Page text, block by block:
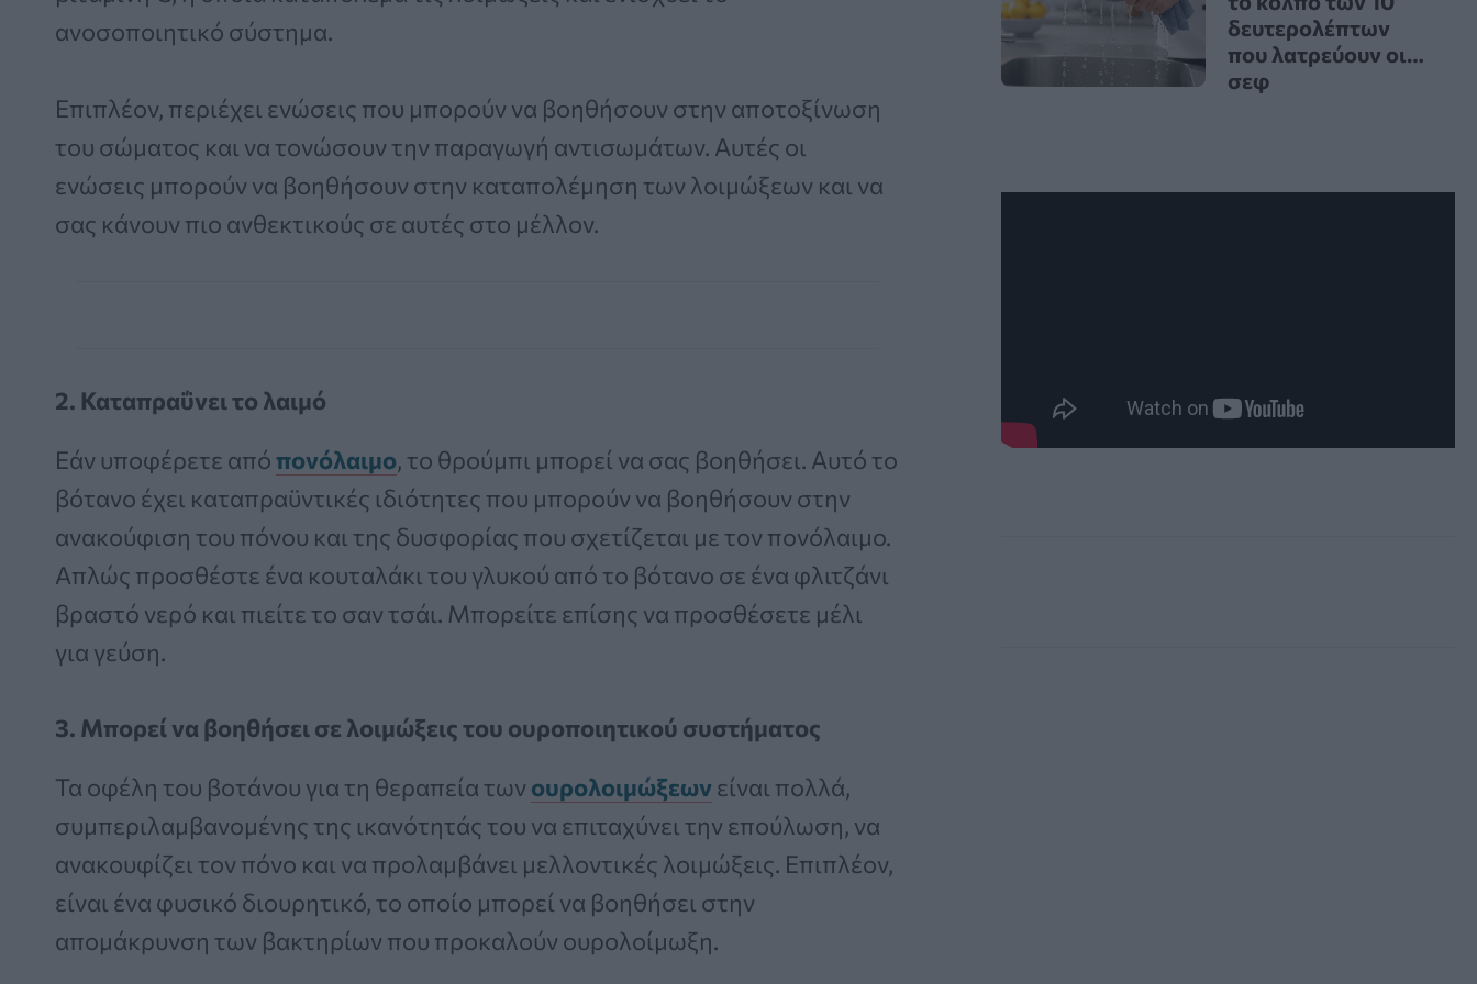
ανοσοποιητικό σύστημα.
Επιπλέον, περιέχει ενώσεις που μπορούν να βοηθήσουν στην αποτοξίνωση
του σώματος και να τονώσουν την παραγωγή αντισωμάτων. Αυτές οι
ενώσεις μπορούν να βοηθήσουν στην καταπολέμηση των λοιμώξεων και να
σας κάνουν πιο ανθεκτικούς σε αυτές στο μέλλον.
2. Καταπραΰνει το λαιμό
Εάν υποφέρετε απόπονόλαιμο, το θρούμπι μπορεί να σας βοηθήσει. Αυτό το
βότανο έχει καταπραϋντικές ιδιότητες που μπορούν να βοηθήσουν στην
ανακούφιση του πόνου και της δυσφορίας που σχετίζεται με τον πονόλαιμο.
Απλώς προσθέστε ένα κουταλάκι του γλυκού από το βότανο σε ένα φλιτζάνι
βραστό νερό και πιείτε το σαν τσάι. Μπορείτε επίσης να προσθέσετε μέλι
για γεύση.
3. Μπορεί να βοηθήσει σε λοιμώξεις του ουροποιητικού συστήματος
Τα οφέλη του βοτάνου για τη θεραπεία των ουρολοιμώξεωνείναι πολλά,
συμπεριλαμβανομένης της ικανότητάς του να επιταχύνει την επούλωση, να
ανακουφίζει τον πόνο και να προλαμβάνει μελλοντικές λοιμώξεις. Επιπλέον,
είναι ένα φυσικό διουρητικό, το οποίο μπορεί να βοηθήσει στην
απομάκρυνση των βακτηρίων που προκαλούν ουρολοίμωξη.
δευτερολέπτων
που λατρεύουν οι…
σεφ